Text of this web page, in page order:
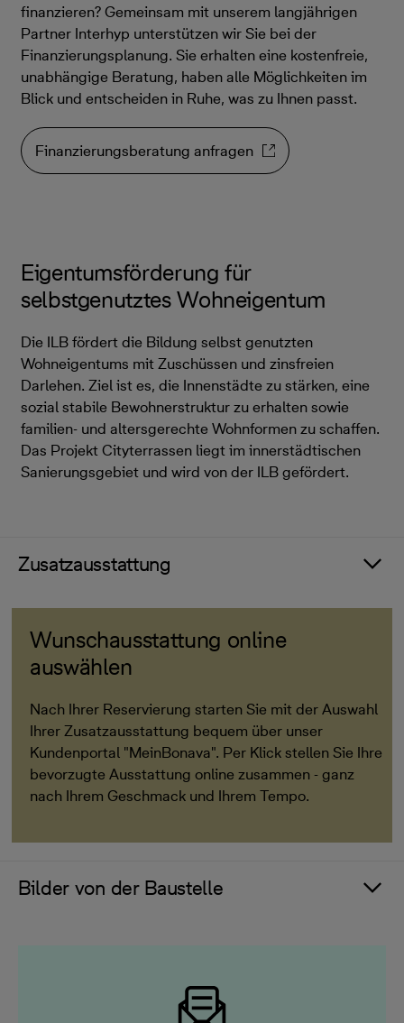
finanzieren? Gemeinsam mit unserem langjährigen
Partner Interhyp unterstützen wir Sie bei der
Finanzierungsplanung. Sie erhalten eine kostenfreie,
unabhängige Beratung, haben alle Möglichkeiten im
Blick und entscheiden in Ruhe, was zu Ihnen passt.
Finanzierungsberatung anfragen
Eigentumsförderung für
selbstgenutztes Wohneigentum
Die ILB fördert die Bildung selbst genutzten
Wohneigentums mit Zuschüssen und zinsfreien
Darlehen. Ziel ist es, die Innenstädte zu stärken, eine
sozial stabile Bewohnerstruktur zu erhalten sowie
familien- und altersgerechte Wohnformen zu schaffen.
Das Projekt Cityterrassen liegt im innerstädtischen
Sanierungsgebiet und wird von der ILB gefördert.
Zusatzausstattung
Wunschausstattung online
auswählen
Nach Ihrer Reservierung starten Sie mit der Auswahl
Ihrer Zusatzausstattung bequem über unser
Kundenportal "MeinBonava". Per Klick stellen Sie Ihre
bevorzugte Ausstattung online zusammen - ganz
nach Ihrem Geschmack und Ihrem Tempo.
Bilder von der Baustelle